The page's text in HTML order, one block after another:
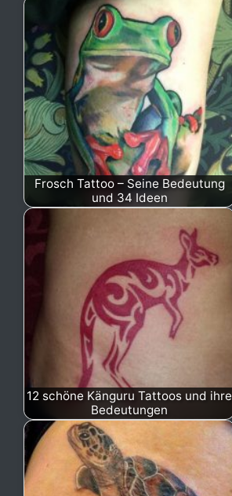
Frosch Tattoo – Seine Bedeutung
und 34 Ideen
12 schöne Känguru Tattoos und ihre
Bedeutungen